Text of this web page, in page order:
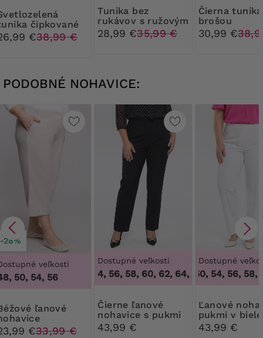
čipkované
€38,99 €
Tunika bez
rukávov s ružovým
vzorom
28,99 €35,99 €
Čierna tunika s
brošou
30,99 €
PODOBNÉ NOHAVICE:
-28%
veľkosti
50, 54, 56
€33,99 €
Dostupné veľkosti
52, 54, 56, 58, 60, 62, 64,52, 54, 56, 58,
Čierne ľanové
nohavice s pukmi
43,99 €
Dostupné
48, 50, 54, 56, 58,
Ľanové nohavice s
pukmi v
farbe
43,99 €